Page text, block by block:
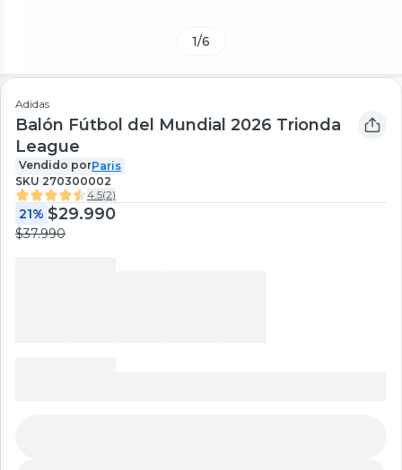
1/6
Adidas
Balón Fútbol del Mundial 2026 Trionda
League
Vendido porParis
SKU 270300002
4.5(2)
21% $29.990
$37.990